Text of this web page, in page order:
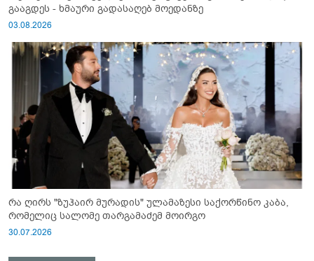
გააგდეს - ხმაური გადასაღებ მოედანზე
03.08.2026
რა ღირს "ზუჰაირ მურადის" ულამაზესი საქორწინო კაბა,
რომელიც სალომე თარგამაძემ მოირგო
30.07.2026